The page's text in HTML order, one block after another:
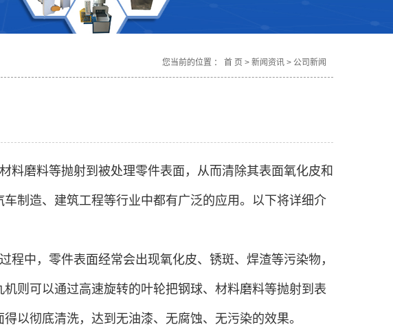
您当前的位置 ： 首 页 > 新闻资讯 > 公司新闻
料磨料等抛射到被处理零件表面，从而清除其表面氧化皮和
制造、建筑工程等行业中都有广泛的应用。以下将详细介
中，零件表面经常会出现氧化皮、锈斑、焊渣等污染物，
则可以通过高速旋转的叶轮把钢球、材料磨料等抛射到表
以彻底清洗，达到无油漆、无腐蚀、无污染的效果。